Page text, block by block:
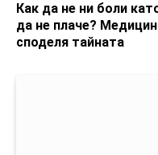
Как да не ни боли
да не плаче?
споделя тайната